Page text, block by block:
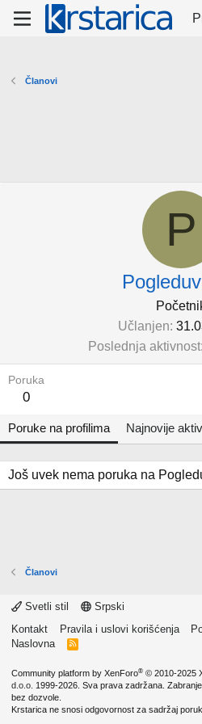
Članovi
P
Učlanjen
Poslednja aktivnost
Poruka
0
Poruke na profilima Najnovije
Još uvek nema poruka na
Članovi
Svetli stil
Srpski
Kontakt
Pravila i uslovi korišćenja
Naslovna
R
Community platform by XenForo® © 2010-2025
d.o.o. 1999-2026. Sva prava zadržana.
bez dozvole.
Krstarica ne snosi odgovornost za sadržaj